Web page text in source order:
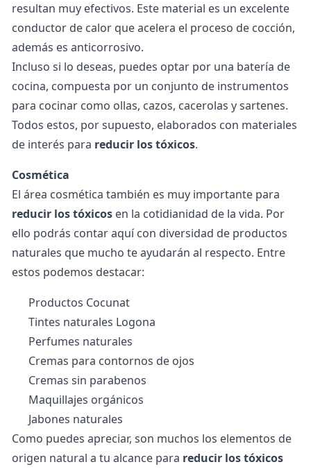
resultan muy efectivos. Este material es un excelente
conductor de calor que acelera el proceso de cocción,
además es anticorrosivo.
Incluso si lo deseas, puedes optar por una batería de
cocina, compuesta por un conjunto de instrumentos
para cocinar como ollas, cazos, cacerolas y sartenes.
Todos estos, por supuesto, elaborados con materiales
de interés para reducir los tóxicos.
Cosmética
El área cosmética también es muy importante para
reducir los tóxicos en la cotidianidad de la vida. Por
ello podrás contar aquí con diversidad de productos
naturales que mucho te ayudarán al respecto. Entre
estos podemos destacar:
Productos Cocunat
Tintes naturales Logona
Perfumes naturales
Cremas para contornos de ojos
Cremas sin parabenos
Maquillajes orgánicos
Jabones naturales
Como puedes apreciar, son muchos los elementos de
origen natural a tu alcance para reducir los tóxicos